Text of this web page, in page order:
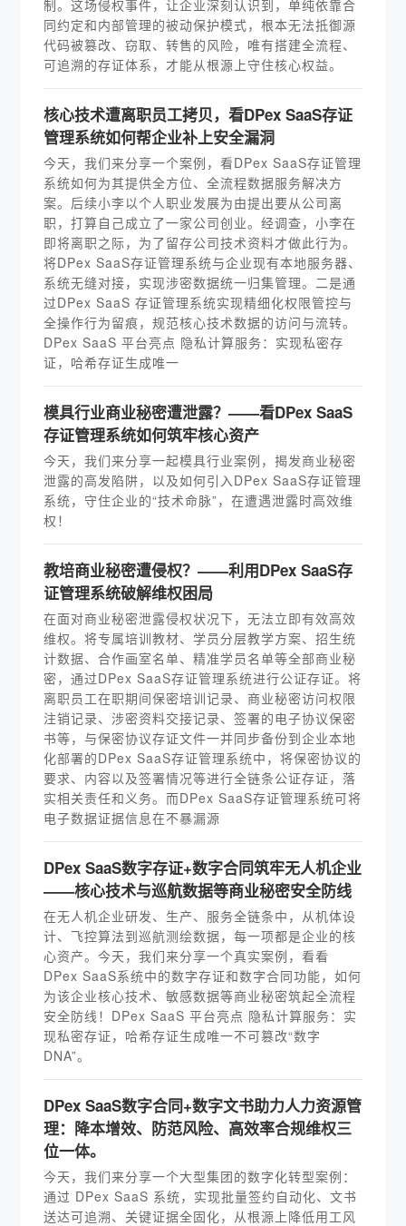
制。这场侵权事件，让企业深刻认识到，单纯依靠合
同约定和内部管理的被动保护模式，根本无法抵御源
代码被篡改、窃取、转售的风险，唯有搭建全流程、
可追溯的存证体系，才能从根源上守住核心权益。
核心技术遭离职员工拷贝，看DPex SaaS存证
管理系统如何帮企业补上安全漏洞
今天，我们来分享一个案例，看DPex SaaS存证管理
系统如何为其提供全方位、全流程数据服务解决方
案。后续小李以个人职业发展为由提出要从公司离
职，打算自己成立了一家公司创业。经调查，小李在
即将离职之际，为了留存公司技术资料才做此行为。
将DPex SaaS存证管理系统与企业现有本地服务器、
系统无缝对接，实现涉密数据统一归集管理。二是通
过DPex SaaS 存证管理系统实现精细化权限管控与
全操作行为留痕，规范核心技术数据的访问与流转。
DPex SaaS 平台亮点 隐私计算服务：实现私密存
证，哈希存证生成唯一
模具行业商业秘密遭泄露？——看DPex SaaS
存证管理系统如何筑牢核心资产
今天，我们来分享一起模具行业案例，揭发商业秘密
泄露的高发陷阱，以及如何引入DPex SaaS存证管理
系统，守住企业的“技术命脉”，在遭遇泄露时高效维
权！
教培商业秘密遭侵权？——利用DPex SaaS存
证管理系统破解维权困局
在面对商业秘密泄露侵权状况下，无法立即有效高效
维权。将专属培训教材、学员分层教学方案、招生统
计数据、合作画室名单、精准学员名单等全部商业秘
密，通过DPex SaaS存证管理系统进行公证存证。将
离职员工在职期间保密培训记录、商业秘密访问权限
注销记录、涉密资料交接记录、签署的电子协议保密
书等，与保密协议存证文件一并同步备份到企业本地
化部署的DPex SaaS存证管理系统中，将保密协议的
要求、内容以及签署情况等进行全链条公证存证，落
实相关责任和义务。而DPex SaaS存证管理系统可将
电子数据证据信息在不暴漏源
DPex SaaS数字存证+数字合同筑牢无人机企业
——核心技术与巡航数据等商业秘密安全防线
在无人机企业研发、生产、服务全链条中，从机体设
计、飞控算法到巡航测绘数据，每一项都是企业的核
心资产。今天，我们来分享一个真实案例，看看
DPex SaaS系统中的数字存证和数字合同功能，如何
为该企业核心技术、敏感数据等商业秘密筑起全流程
安全防线！DPex SaaS 平台亮点 隐私计算服务：实
现私密存证，哈希存证生成唯一不可篡改“数字
DNA”。
DPex SaaS数字合同+数字文书助力人力资源管
理：降本增效、防范风险、高效率合规维权三
位一体。
今天，我们来分享一个大型集团的数字化转型案例：
通过 DPex SaaS 系统，实现批量签约自动化、文书
送达可追溯、关键证据全固化，从根源上降低用工风